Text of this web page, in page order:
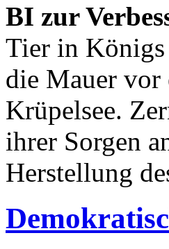
BI zur
Tier in Königs
die Mauer vor
Krüpelsee.
ihrer Sorgen
Herstellung